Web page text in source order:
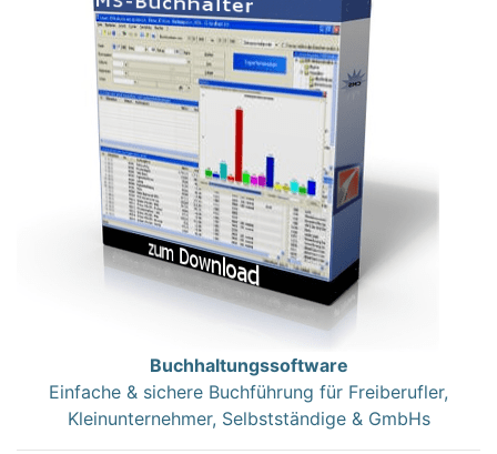
Buchhaltungssoftware
Einfache & sichere Buchführung für Freiberufler,
Kleinunternehmer, Selbstständige & GmbHs